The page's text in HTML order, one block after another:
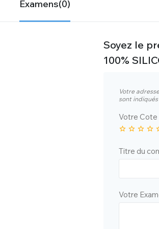
Examens(0)
Soyez le
100%
Votre
sont
Votre Cote
Titre du
Votre